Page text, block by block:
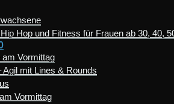
Hop und Fitness für Frauen ab 30, 40,
am Vormittag
Agil mit Lines & Rounds
Vormittag